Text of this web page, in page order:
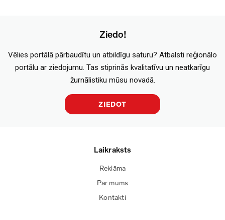
Ziedo!
Vēlies portālā pārbaudītu un atbildīgu saturu? Atbalsti reģionālo
portālu ar ziedojumu. Tas stiprinās kvalitatīvu un neatkarīgu
žurnālistiku mūsu novadā.
ZIEDOT
Laikraksts
Reklāma
Par mums
Kontakti